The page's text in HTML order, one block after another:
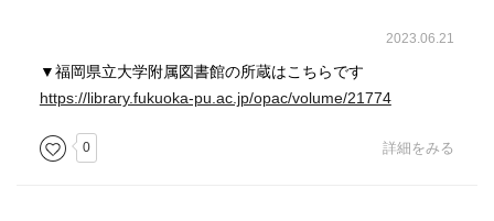
2023.06.21
▼福岡県立大学附属図書館の所蔵はこちらです
https://library.fukuoka-pu.ac.jp/opac/volume/21774
0 詳細をみる